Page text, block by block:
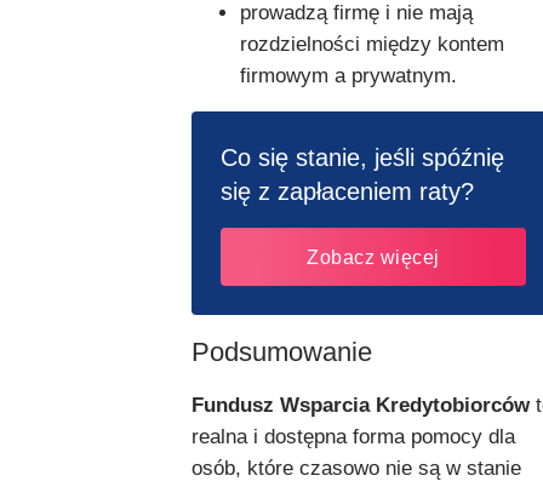
prowadzą firmę i nie mają
rozdzielności między kontem
firmowym a prywatnym.
Co się stanie, jeśli spóźnię
się z zapłaceniem raty?
Zobacz więcej
Podsumowanie
Fundusz Wsparcia Kredytobiorców
realna i dostępna forma pomocy dla
osób, które czasowo nie są w stanie